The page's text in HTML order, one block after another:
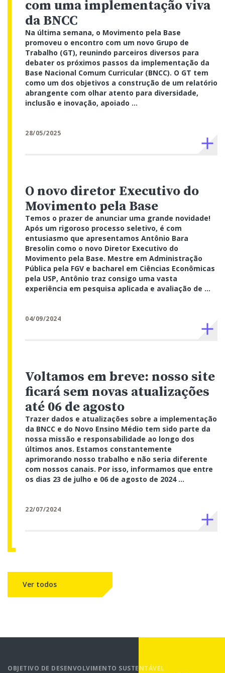
com uma implementação viva
da BNCC
Na última semana, o Movimento pela Base
promoveu o encontro com um novo Grupo de
Trabalho (GT), reunindo parceiros diversos para
debater os próximos passos da implementação da
Base Nacional Comum Curricular (BNCC). O GT tem
como um dos objetivos a construção de um relatório
abrangente com olhar atento para diversidade,
inclusão e inovação, apoiado ...
28/05/2025
O novo diretor Executivo do
Movimento pela Base
Temos o prazer de anunciar uma grande novidade!
Após um rigoroso processo seletivo, é com
entusiasmo que apresentamos Antônio Bara
Bresolin como o novo Diretor Executivo do
Movimento pela Base. Mestre em Administração
Pública pela FGV e bacharel em Ciências Econômicas
pela USP, Antônio traz consigo uma vasta
experiência em pesquisa aplicada e avaliação de ...
04/09/2024
Voltamos em breve: nosso site
ficará sem novas atualizações
até 06 de agosto
Trazer dados e atualizações sobre a implementação
da BNCC e do Novo Ensino Médio tem sido parte da
nossa missão e responsabilidade ao longo dos
últimos anos. Estamos constantemente
aprimorando nosso trabalho e não seria diferente
com nossos canais. Por isso, informamos que entre
os dias 23 de julho e 06 de agosto de 2024 ...
22/07/2024
Ver todos
OBJETIVO DE DESENVOLVIMENTO SUSTENTÁVEL